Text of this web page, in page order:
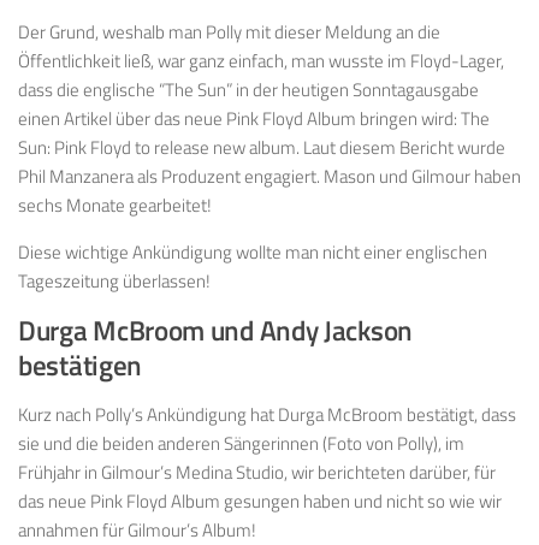
Der Grund, weshalb man Polly mit dieser Meldung an die
Öffentlichkeit ließ, war ganz einfach, man wusste im Floyd-Lager,
dass die englische “The Sun” in der heutigen Sonntagausgabe
einen Artikel über das neue Pink Floyd Album bringen wird: The
Sun: Pink Floyd to release new album. Laut diesem Bericht wurde
Phil Manzanera als Produzent engagiert. Mason und Gilmour haben
sechs Monate gearbeitet!
Diese wichtige Ankündigung wollte man nicht einer englischen
Tageszeitung überlassen!
Durga McBroom und Andy Jackson
bestätigen
Kurz nach Polly’s Ankündigung hat Durga McBroom bestätigt, dass
sie und die beiden anderen Sängerinnen (Foto von Polly), im
Frühjahr in Gilmour’s Medina Studio, wir berichteten darüber, für
das neue Pink Floyd Album gesungen haben und nicht so wie wir
annahmen für Gilmour’s Album!